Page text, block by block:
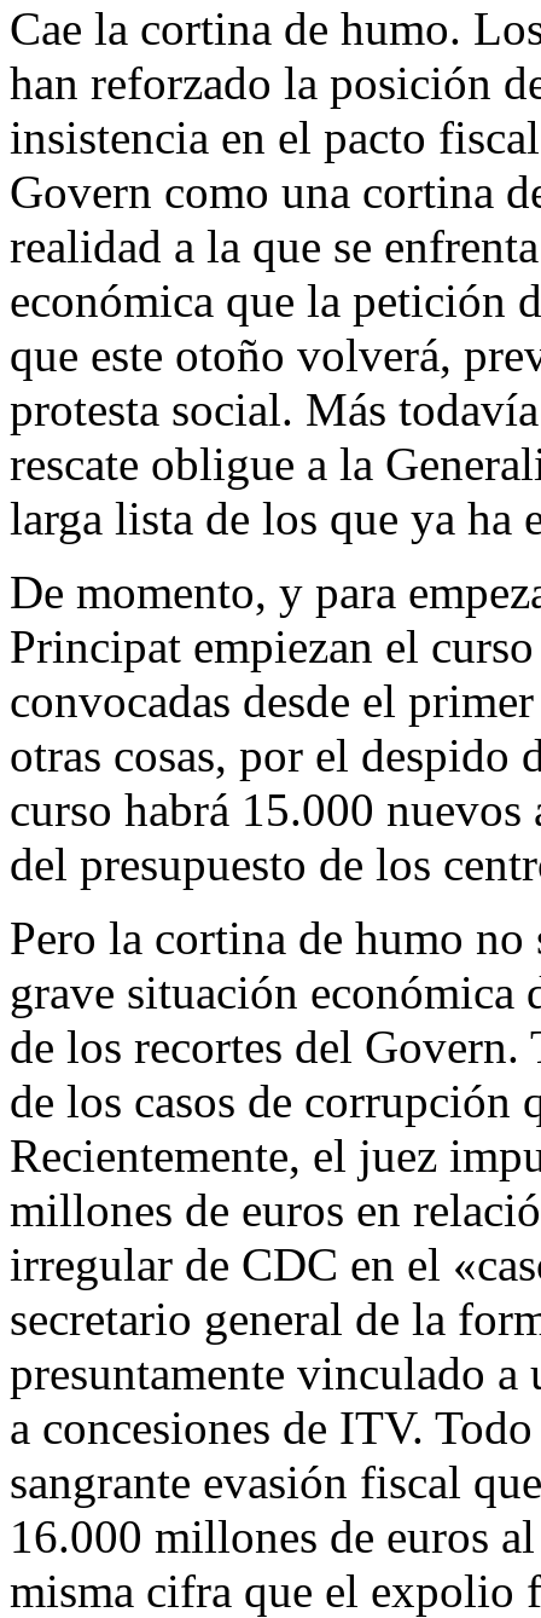
Cae la cortina de humo.
han reforzado la posición
insistencia en el pacto
Govern como una cortina
realidad a la que se
económica que la petición
que este otoño volverá,
protesta social. Más
rescate obligue a la
larga lista de los que ya ha
De momento, y para
Principat empiezan el
convocadas desde el
otras cosas, por el despido
curso habrá 15.000
del presupuesto de los
Pero la cortina de humo
grave situación económica
de los recortes del Govern.
de los casos de corrupción
Recientemente, el juez
millones de euros en
irregular de CDC en el
secretario general de la
presuntamente vinculado
a concesiones de ITV.
sangrante evasión fiscal
16.000 millones de euros
misma cifra que el expolio